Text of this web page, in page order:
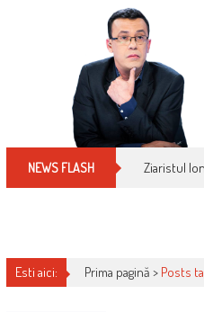
NEWS FLASH Ziaristul
Esti aici: Prima pagină > Posts